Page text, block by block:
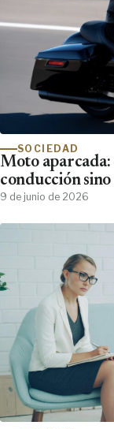
SOCIEDAD
Moto aparcada:
conducción
9 de junio de 2026